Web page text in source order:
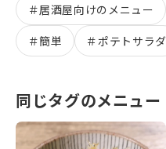
＃居酒屋向けのメニュー
＃簡単 ＃ポテトサラダ
同じタグのメニュー